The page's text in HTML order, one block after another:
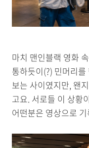
마치 맨인블랙 영화
통하듯이(?) 민머리
보는 사이였지만, 왠
고요. 서로들 이 상황
어떤분은 영상으로